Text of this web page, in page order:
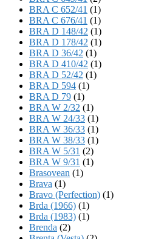
BRA C 652/41 (1)
BRA C 676/41 (1)
BRA D 148/42 (1)
BRA D 178/42 (1)
BRA D 36/42 (1)
BRA D 410/42 (1)
BRA D 52/42 (1)
BRA D 594 (1)
BRA D 79 (1)
BRA W 2/32 (1)
BRA W 24/33 (1)
BRA W 36/33 (1)
BRA W 38/33 (1)
BRA W 5/31 (2)
BRA W 9/31 (1)
Brasovean (1)
Brava (1)
Bravo (Perfection) (1)
Brda (1966) (1)
Brda (1983) (1)
Brenda (2)